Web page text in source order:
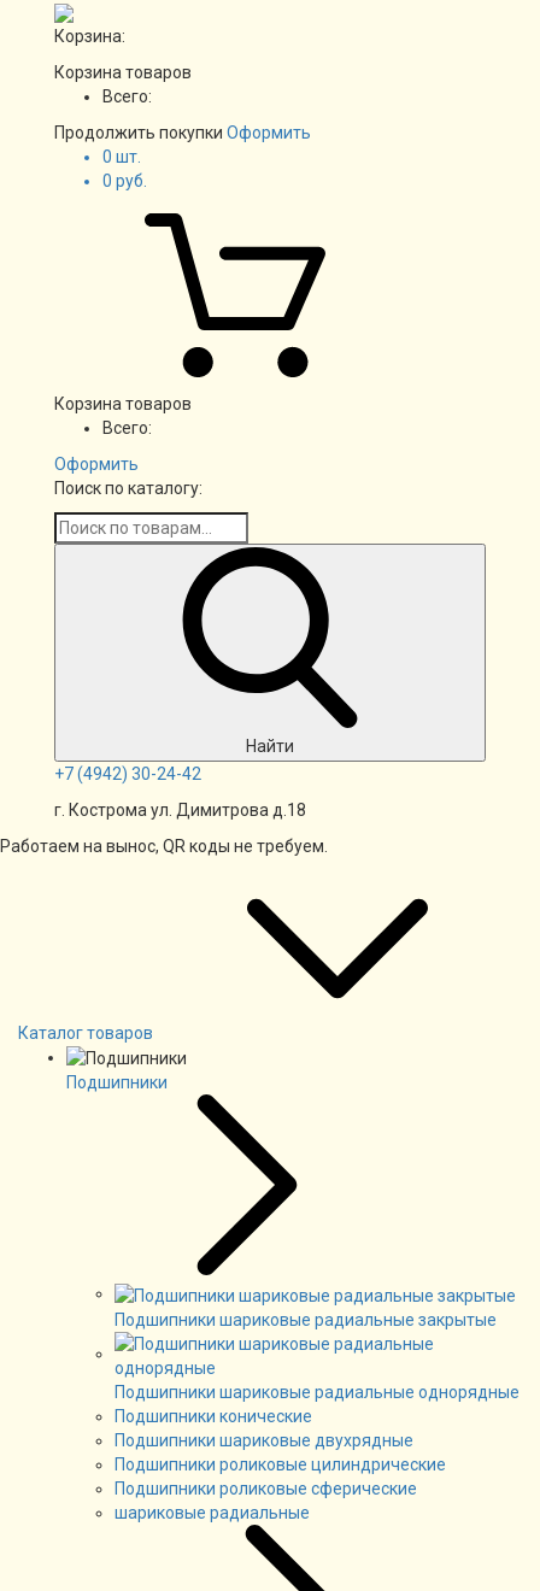
Корзина:
Корзина товаров
Всего:
Продолжить покупки Оформить
0 шт.
0 руб.
Корзина товаров
Всего:
Оформить
Поиск по каталогу:
Найти
+7(4942) 30-24-42
г. Кострома ул. Димитрова д.18
Работаем на вынос, QR коды не требуем.
Каталог товаров
Подшипники
Подшипники шариковые радиальные закрытые
Подшипники шариковые радиальные однорядные
Подшипники конические
Подшипники шариковые двухрядные
Подшипники роликовые цилиндрические
Подшипники роликовые сферические
шариковые радиальные